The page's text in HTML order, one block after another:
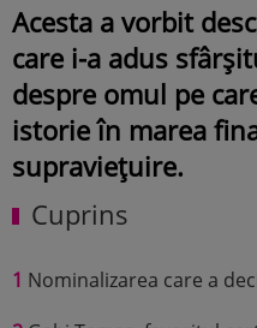
Acesta a vorbit
care i-a adus
despre omul pe
istorie în marea
supraviețuire.
Cuprins
1 Nominalizarea care a